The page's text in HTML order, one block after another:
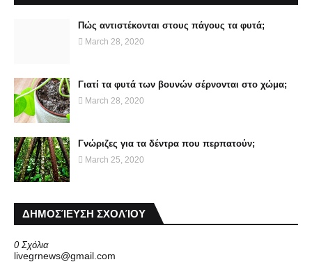
Πώς αντιστέκονται στους πάγους τα φυτά;
March 28, 2020
Γιατί τα φυτά των βουνών σέρνονται στο χώμα;
March 28, 2020
Γνώριζες για τα δέντρα που περπατούν;
March 25, 2020
ΔΗΜΟΣΊΕΥΣΗ ΣΧΟΛΊΟΥ
0 Σχόλια
livegrnews@gmail.com